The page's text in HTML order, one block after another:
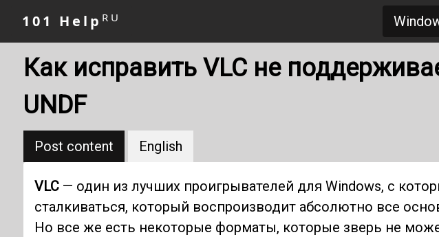
101 Help RU
Как исправить VLC не
UNDF
Post content English
VLC— один из лучших проигрывателей для Windows, с
сталкиваться, который воспроизводит абсолютно все
Но все же есть некоторые форматы, которые зверь не